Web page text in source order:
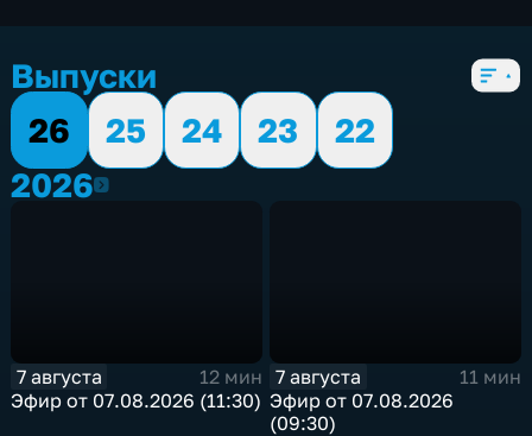
Выпуски
26
25 24 23
22
20262026
7 августа
12 мин
Эфир от 07.08.2026 (11:30)
7 августа
11 мин
Эфир от 07.08.2026
(09:30)